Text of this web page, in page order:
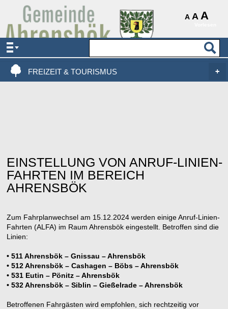
A A A
AKTUELLES & SERVICE
VERWALTUNG & POLITIK
FREIZEIT & TOURISMUS
EINSTELLUNG VON ANRUF-LINIEN-
FAHRTEN IM BEREICH
AHRENSBÖK
Zum Fahrplanwechsel am 15.12.2024 werden einige Anruf-Linien-
Fahrten (ALFA) im Raum Ahrensbök eingestellt. Betroffen sind die
Linien:
• 511 Ahrensbök – Gnissau – Ahrensbök
• 512 Ahrensbök – Cashagen – Böbs – Ahrensbök
• 531 Eutin – Pönitz – Ahrensbök
• 532 Ahrensbök – Siblin – Gießelrade – Ahrensbök
Betroffenen Fahrgästen wird empfohlen, sich rechtzeitig vor